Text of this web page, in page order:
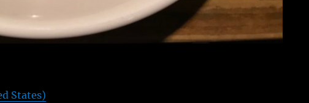
States)